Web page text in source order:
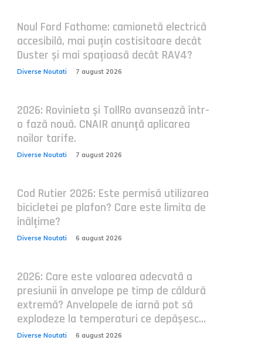
Noul Ford Fathome: camionetă electrică
accesibilă, mai puțin costisitoare decât
Duster și mai spațioasă decât RAV4?
Diverse Noutati 7 august 2026
2026: Rovinieta și TollRo avansează într-
o fază nouă. CNAIR anunță aplicarea
noilor tarife.
Diverse Noutati 7 august 2026
Cod Rutier 2026: Este permisă utilizarea
bicicletei pe plafon? Care este limita de
înălțime?
Diverse Noutati 6 august 2026
2026: Care este valoarea adecvată a
presiunii în anvelope pe timp de căldură
extremă? Anvelopele de iarnă pot să
explodeze la temperaturi ce depășesc...
Diverse Noutati 6 august 2026